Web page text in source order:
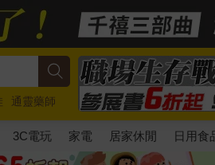
通靈藥師
3C電玩 家電 居家休閒 日用食